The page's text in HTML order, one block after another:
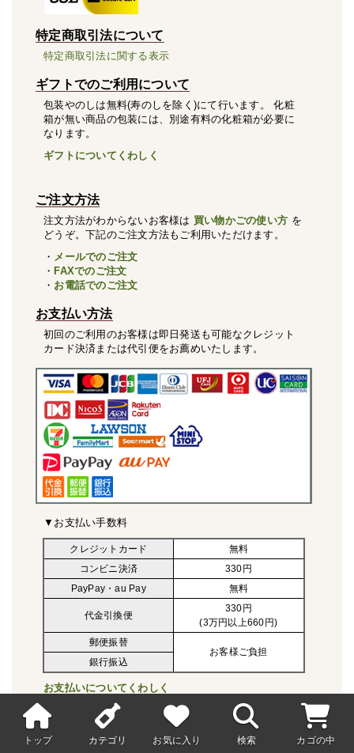
特定商取引法について
特定商取引法に関する表示
ギフトでのご利用について
包装やのしは無料(寿のしを除く)にて行います。 化粧
箱が無い商品の包装には、別途有料の化粧箱が必要に
なります。
ギフトについてくわしく
ご注文方法
注文方法がわからないお客様は 買い物かごの使い方 を
どうぞ。下記のご注文方法もご利用いただけます。
・ メールでのご注文
・FAXでのご注文
・ お電話でのご注文
お支払い方法
初回のご利用のお客様は即日発送も可能なクレジット
カード決済または代引便をお薦めいたします。
▼お支払い手数料
クレジットカード
無料
コンビニ決済
330円
PayPay・au Pay
無料
代金引換便
330円
(3万円以上660円)
郵便振替
お客様ご負担
銀行振込
お支払いについてくわしく
送料
トップ カテゴリ お気に入り 検索 カゴの中